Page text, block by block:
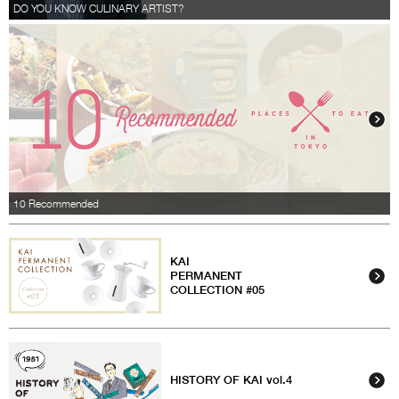
DO YOU KNOW CULINARY ARTIST?
10 Recommended
KAI
PERMANENT
COLLECTION #05
HISTORY OF KAI vol.4